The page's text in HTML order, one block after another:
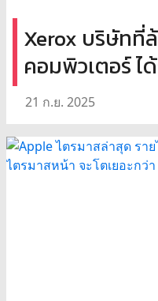
Xerox บริษัทที่
คอมพิวเตอร์ ไ
21 ก.ย. 2025